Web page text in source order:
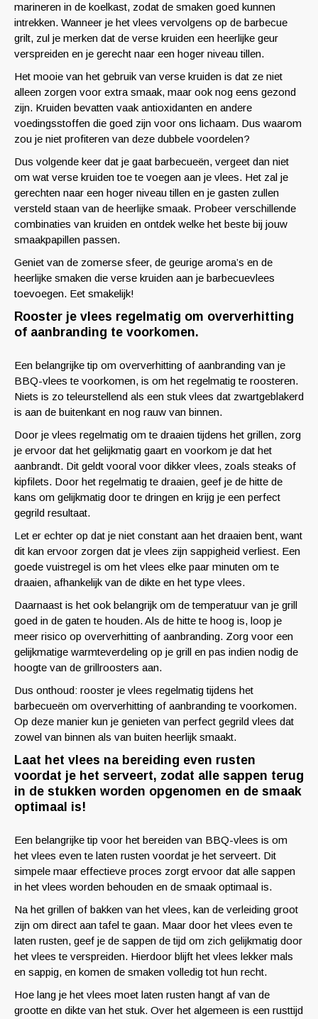
marineren in de koelkast, zodat de smaken goed kunnen
intrekken. Wanneer je het vlees vervolgens op de barbecue
grilt, zul je merken dat de verse kruiden een heerlijke geur
verspreiden en je gerecht naar een hoger niveau tillen.
Het mooie van het gebruik van verse kruiden is dat ze niet
alleen zorgen voor extra smaak, maar ook nog eens gezond
zijn. Kruiden bevatten vaak antioxidanten en andere
voedingsstoffen die goed zijn voor ons lichaam. Dus waarom
zou je niet profiteren van deze dubbele voordelen?
Dus volgende keer dat je gaat barbecueën, vergeet dan niet
om wat verse kruiden toe te voegen aan je vlees. Het zal je
gerechten naar een hoger niveau tillen en je gasten zullen
versteld staan van de heerlijke smaak. Probeer verschillende
combinaties van kruiden en ontdek welke het beste bij jouw
smaakpapillen passen.
Geniet van de zomerse sfeer, de geurige aroma’s en de
heerlijke smaken die verse kruiden aan je barbecuevlees
toevoegen. Eet smakelijk!
Rooster je vlees regelmatig om oververhitting
of aanbranding te voorkomen.
Een belangrijke tip om oververhitting of aanbranding van je
BBQ-vlees te voorkomen, is om het regelmatig te roosteren.
Niets is zo teleurstellend als een stuk vlees dat zwartgeblakerd
is aan de buitenkant en nog rauw van binnen.
Door je vlees regelmatig om te draaien tijdens het grillen, zorg
je ervoor dat het gelijkmatig gaart en voorkom je dat het
aanbrandt. Dit geldt vooral voor dikker vlees, zoals steaks of
kipfilets. Door het regelmatig te draaien, geef je de hitte de
kans om gelijkmatig door te dringen en krijg je een perfect
gegrild resultaat.
Let er echter op dat je niet constant aan het draaien bent, want
dit kan ervoor zorgen dat je vlees zijn sappigheid verliest. Een
goede vuistregel is om het vlees elke paar minuten om te
draaien, afhankelijk van de dikte en het type vlees.
Daarnaast is het ook belangrijk om de temperatuur van je grill
goed in de gaten te houden. Als de hitte te hoog is, loop je
meer risico op oververhitting of aanbranding. Zorg voor een
gelijkmatige warmteverdeling op je grill en pas indien nodig de
hoogte van de grillroosters aan.
Dus onthoud: rooster je vlees regelmatig tijdens het
barbecueën om oververhitting of aanbranding te voorkomen.
Op deze manier kun je genieten van perfect gegrild vlees dat
zowel van binnen als van buiten heerlijk smaakt.
Laat het vlees na bereiding even rusten
voordat je het serveert, zodat alle sappen terug
in de stukken worden opgenomen en de smaak
optimaal is!
Een belangrijke tip voor het bereiden van BBQ-vlees is om
het vlees even te laten rusten voordat je het serveert. Dit
simpele maar effectieve proces zorgt ervoor dat alle sappen
in het vlees worden behouden en de smaak optimaal is.
Na het grillen of bakken van het vlees, kan de verleiding groot
zijn om direct aan tafel te gaan. Maar door het vlees even te
laten rusten, geef je de sappen de tijd om zich gelijkmatig door
het vlees te verspreiden. Hierdoor blijft het vlees lekker mals
en sappig, en komen de smaken volledig tot hun recht.
Hoe lang je het vlees moet laten rusten hangt af van de
grootte en dikte van het stuk. Over het algemeen is een rusttijd